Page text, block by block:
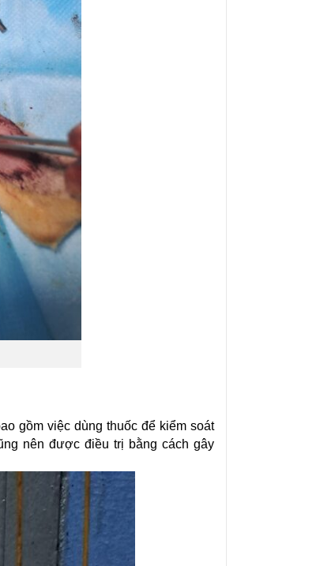
gồm việc dùng thuốc để kiểm soát
nên được điều trị bằng cách gây